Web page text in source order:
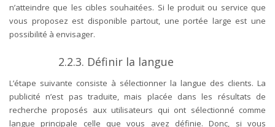
n’atteindre que les cibles souhaitées. Si le produit ou service que
vous proposez est disponible partout, une portée large est une
possibilité à envisager.
2.2.3. Définir la langue
L’étape suivante consiste à sélectionner la langue des clients. La
publicité n’est pas traduite, mais placée dans les résultats de
recherche proposés aux utilisateurs qui ont sélectionné comme
langue principale celle que vous avez définie. Donc, si vous